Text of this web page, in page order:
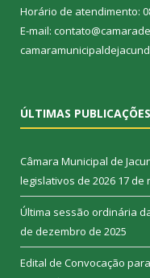
Horário de atendimento:
E-mail:
ÚLTIMAS PUBLICAÇÕES
Câmara Municipal de
legislativos de 2026 17 de
Última sessão ordinária
de dezembro de 2025
Edital de Convocação